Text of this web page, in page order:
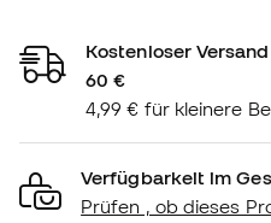
Kostenloser
60 €
4,99 € für kleinere
Verfügbarkeit im
Prüfen , ob dieses